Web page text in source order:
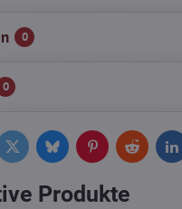
0
0
TwitterBlueskyPinterestReddit
Produkte